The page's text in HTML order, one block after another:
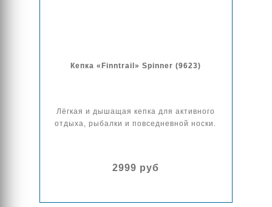
Кепка «Finntrail» Spinner (9623)
Лёгкая и дышащая кепка для активного
отдыха, рыбалки и повседневной носки.
2999 руб